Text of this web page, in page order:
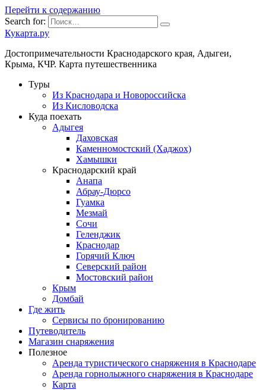
Перейти к содержанию
Search for:
Кукарта.ру
Достопримечательности Краснодарского края, Адыгеи,
Крыма, КЧР. Карта путешественника
Туры
Из Краснодара и Новороссийска
Из Кисловодска
Куда поехать
Адыгея
Даховская
Каменномостский (Хаджох)
Хамышки
Краснодарский край
Анапа
Абрау-Дюрсо
Гуамка
Мезмай
Сочи
Геленджик
Краснодар
Горячий Ключ
Северский район
Мостовский район
Крым
Домбай
Где жить
Сервисы по бронированию
Путеводитель
Магазин снаряжения
Полезное
Аренда туристического снаряжения в Краснодаре
Аренда горнолыжного снаряжения в Краснодаре
Карта